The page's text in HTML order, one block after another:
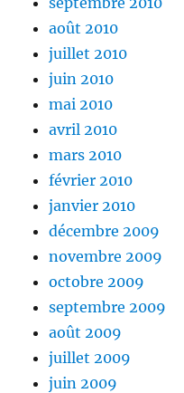
août 2010
juillet 2010
juin 2010
mai 2010
avril 2010
mars 2010
février 2010
janvier 2010
décembre 2009
novembre 2009
octobre 2009
septembre 2009
août 2009
juillet 2009
juin 2009